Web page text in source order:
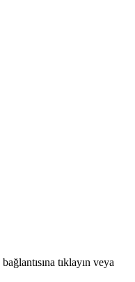
bağlantısına tıklayın veya